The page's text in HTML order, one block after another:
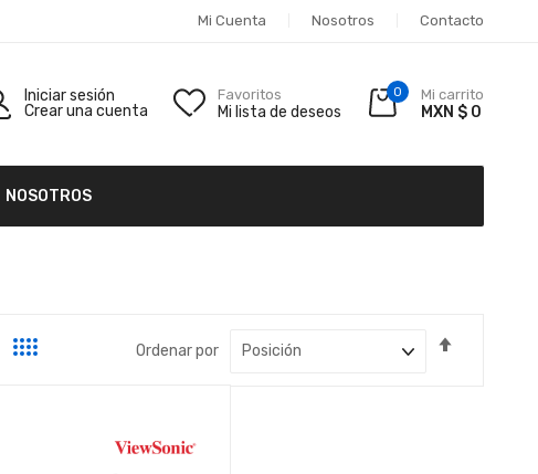
Mi Cuenta Nosotros Contacto
Iniciar sesión
Crear una cuenta
Favoritos
Mi lista de deseos
0 Mi carrito
MXN $ 0
NOSOTROS
Ordenar por